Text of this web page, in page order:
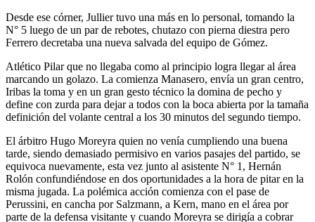
Desde ese córner, Jullier tuvo una más en lo personal, tomando la
N° 5 luego de un par de rebotes, chutazo con pierna diestra pero
Ferrero decretaba una nueva salvada del equipo de Gómez.
Atlético Pilar que no llegaba como al principio logra llegar al área
marcando un golazo. La comienza Manasero, envía un gran centro,
Iribas la toma y en un gran gesto técnico la domina de pecho y
define con zurda para dejar a todos con la boca abierta por la tamaña
definición del volante central a los 30 minutos del segundo tiempo.
El árbitro Hugo Moreyra quien no venía cumpliendo una buena
tarde, siendo demasiado permisivo en varios pasajes del partido, se
equivoca nuevamente, esta vez junto al asistente N° 1, Hernán
Rolón confundiéndose en dos oportunidades a la hora de pitar en la
misma jugada. La polémica acción comienza con el pase de
Perussini, en cancha por Salzmann, a Kern, mano en el área por
parte de la defensa visitante y cuando Moreyra se dirigía a cobrar